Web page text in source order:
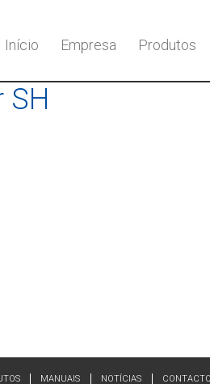
Início Empresa Produtos
SH
MANUAIS NOTÍCIAS